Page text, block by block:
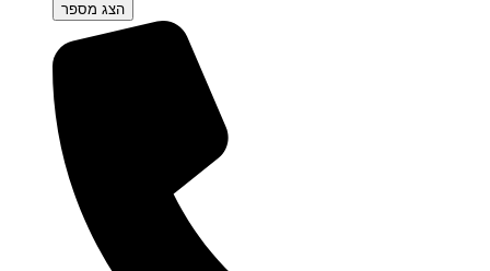
הצג מספר